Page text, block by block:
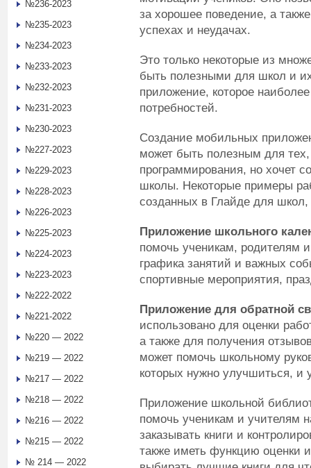
за хорошее поведение, а
успехах и неудачах.
Это только некоторые из
быть полезными для школ и
приложение, которое
потребностей.
Создание мобильных
может быть полезным для
программирования, но хочет
школы. Некоторые примеры
созданных в Глайде для
Приложение школьного
помочь ученикам, родителям
графика занятий и важных
спортивные мероприятия,
Приложение для обратной
использовано для оценки
а также для получения
может помочь школьному
которых нужно улучшиться, и
Приложение школьной
помочь ученикам и учителям
заказывать книги и
также иметь функцию оценки
№236-2023
№235-2023
№234-2023
№233-2023
№232-2023
№231-2023
№230-2023
№227-2023
№229-2023
№228-2023
№226-2023
№225-2023
№224-2023
№223-2023
№222-2022
№221-2022
№220 — 2022
№219 — 2022
№217 — 2022
№218 — 2022
№216 — 2022
№215 — 2022
№ 214 — 2022